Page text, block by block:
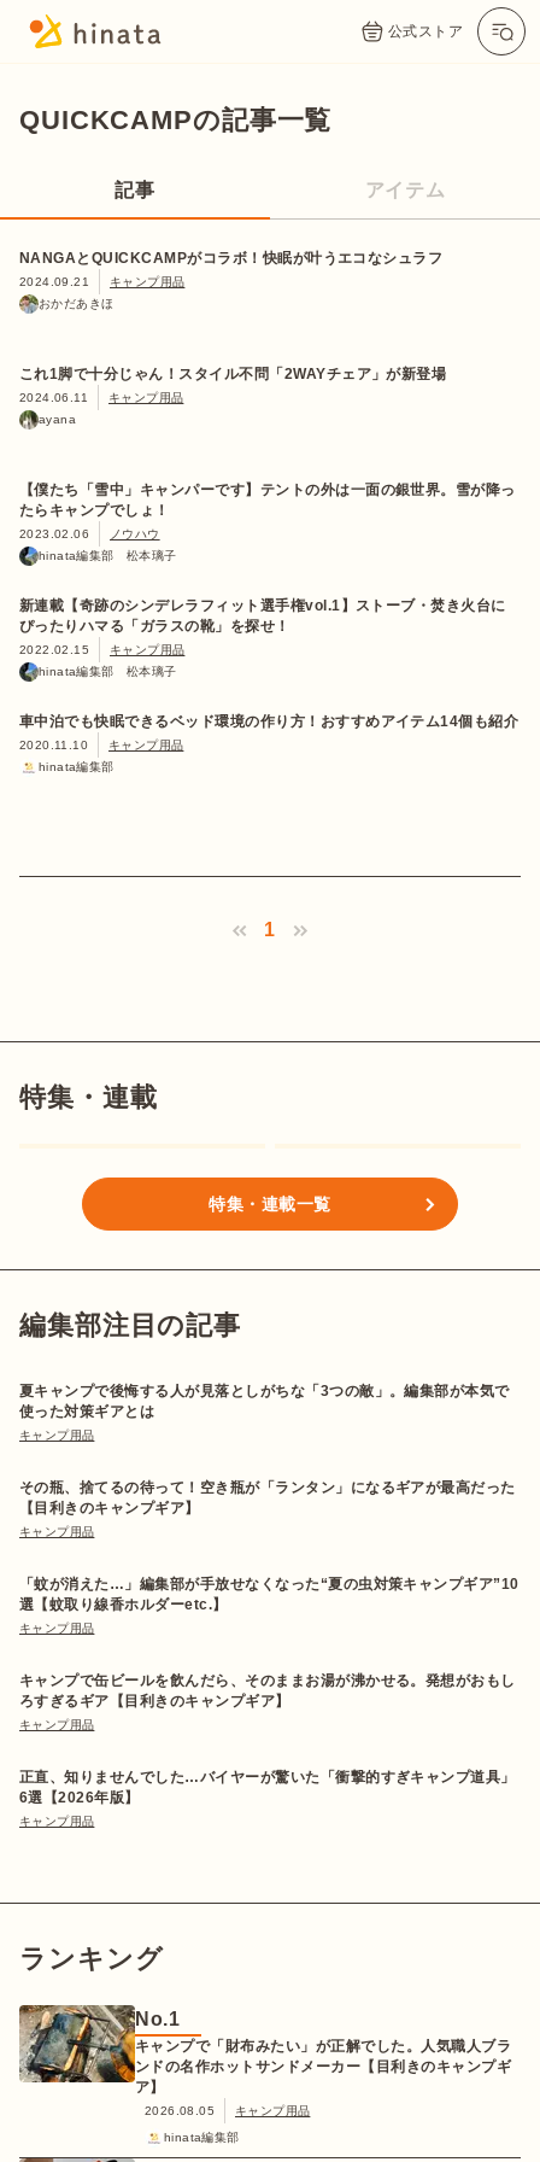
公式ストア
QUICKCAMPの記事一覧
記事 アイテム
NANGAとQUICKCAMPがコラボ！快眠が叶うエコなシュラフ
2024.09.21
キャンプ用品
おかだあきほ
これ1脚で十分じゃん！スタイル不問「2WAYチェア」が新登場
2024.06.11
キャンプ用品
ayana
【僕たち「雪中」キャンパーです】テントの外は一面の銀世界。雪が降っ
たらキャンプでしょ！
2023.02.06
ノウハウ
hinata編集部 松本璃子
新連載【奇跡のシンデレラフィット選手権vol.1】ストーブ・焚き火台に
ぴったりハマる「ガラスの靴」を探せ！
2022.02.15
キャンプ用品
hinata編集部 松本璃子
車中泊でも快眠できるベッド環境の作り方！おすすめアイテム14個も紹介
2020.11.10
キャンプ用品
hinata編集部
1
特集・連載
特集・連載一覧
編集部注目の記事
夏キャンプで後悔する人が見落としがちな「3つの敵」。編集部が本気で
使った対策ギアとは
キャンプ用品
その瓶、捨てるの待って！空き瓶が「ランタン」になるギアが最高だった
【目利きのキャンプギア】
キャンプ用品
「蚊が消えた…」編集部が手放せなくなった“夏の虫対策キャンプギア”10
選【蚊取り線香ホルダーetc.】
キャンプ用品
キャンプで缶ビールを飲んだら、そのままお湯が沸かせる。発想がおもし
ろすぎるギア【目利きのキャンプギア】
キャンプ用品
正直、知りませんでした…バイヤーが驚いた「衝撃的すぎキャンプ道具」
6選【2026年版】
キャンプ用品
ランキング
No.1
キャンプで「財布みたい」が正解でした。人気職人ブラ
ンドの名作ホットサンドメーカー【目利きのキャンプギ
ア】
2026.08.05
キャンプ用品
hinata編集部